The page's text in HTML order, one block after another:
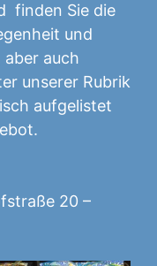
finden Sie die
und
aber auch
unserer Rubrik
aufgelistet
20 –